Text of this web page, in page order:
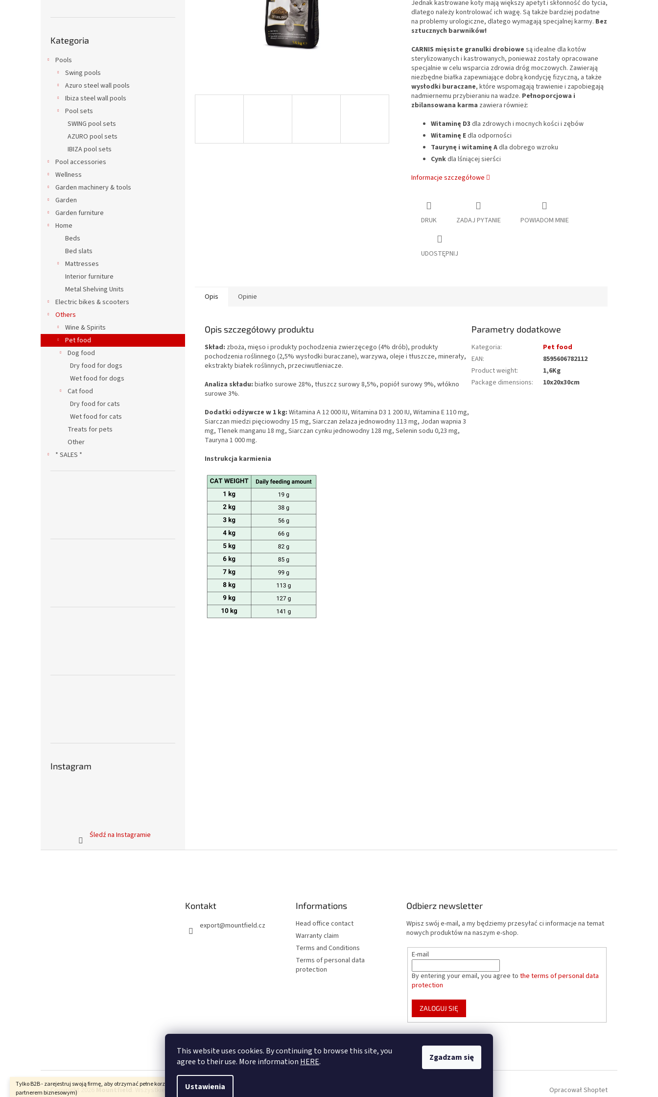
This website uses cookies. By continuing to browse this site, you
agree to their use. More information HERE.
Ustawienia
Zgadzam się
Tylko B2B - zarejestruj swoją firmę, aby otrzymać pełne korzyści (stania się naszym
partnerem biznesowym)
kategorie
Kategoria
Pools
Swing pools
Azuro steel wall pools
Ibiza steel wall pools
Pool sets
SWING pool sets
AZURO pool sets
IBIZA pool sets
Pool accessories
Wellness
Garden machinery & tools
Garden
Garden furniture
Home
Beds
Bed slats
Mattresses
Interior furniture
Metal Shelving Units
Electric bikes & scooters
Others
Wine & Spirits
Pet food
Dog food
Dry food for dogs
Wet food for dogs
Cat food
Dry food for cats
Wet food for cats
Treats for pets
Other
* SALES *
Instagram
Śledź na Instagramie
Jednak kastrowane koty mają większy apetyt i skłonność do tycia,
dlatego należy kontrolować ich wagę. Są także bardziej podatne
na problemy urologiczne, dlatego wymagają specjalnej karmy. Bez
sztucznych barwników!
CARNIS mięsiste granulki drobiowe są idealne dla kotów
sterylizowanych i kastrowanych, ponieważ zostały opracowane
specjalnie w celu wsparcia zdrowia dróg moczowych. Zawierają
niezbędne białka zapewniające dobrą kondycję fizyczną, a także
wysłodki buraczane, które wspomagają trawienie i zapobiegają
nadmiernemu przybieraniu na wadze. Pełnoporcjowa i
zbilansowana karma zawiera również:
Witaminę D3 dla zdrowych i mocnych kości i zębów
Witaminę Edla odporności
Taurynę i witaminę Adla dobrego wzroku
Cynkdla lśniącej sierści
Informacje szczegółowe
DRUK ZADAJ PYTANIE POWIADOM MNIE
UDOSTĘPNIJ
Opis Opinie
Opis szczegółowy produktu
Skład: zboża, mięso i produkty pochodzenia zwierzęcego (4% drób), produkty
pochodzenia roślinnego (2,5% wysłodki buraczane), warzywa, oleje i tłuszcze, minerały,
ekstrakty białek roślinnych, przeciwutleniacze.
Analiza składu: białko surowe 28%, tłuszcz surowy 8,5%, popiół surowy 9%, włókno
surowe 3%.
Dodatki odżywcze w 1 kg: Witamina A 12 000 IU, Witamina D3 1 200 IU, Witamina E 110 mg,
Siarczan miedzi pięciowodny 15 mg, Siarczan żelaza jednowodny 113 mg, Jodan wapnia 3
mg, Tlenek manganu 18 mg, Siarczan cynku jednowodny 128 mg, Selenin sodu 0,23 mg,
Tauryna 1 000 mg.
Instrukcja karmienia
Parametry dodatkowe
Kategoria:
Pet food
EAN:
8595606782112
Product weight:
1,6Kg
Package dimensions: 10x20x30cm
Kontakt
export@mountfield.cz
Informations
Head office contact
Warranty claim
Terms and Conditions
Terms of personal data
protection
Odbierz newsletter
Wpisz swój e-mail, a my będziemy przesyłać ci informacje na temat
nowych produktów na naszym e-shop.
E-mail
By entering your email, you agree tothe terms of personal data
protection
ZALOGUJ SIĘ
Mountfield Premium pools & enclosures Pool enclosure configurator
Opracował Shoptet
Copyright 2026 . Wszystkie prawa zastrzeżone.